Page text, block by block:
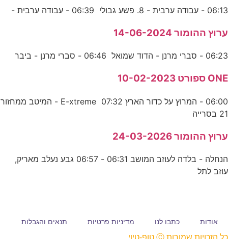
06:13 - עבודה ערבית - 8. פשע גבולי 06:39 - עבודה ערבית -
ערוץ ההומור 14-06-2024
06:23 - סברי מרנן - הדוד שמואל 06:46 - סברי מרנן - ביבר
ONE ספורט 10-02-2023
06:00 - המרוץ על כדור הארץ E-xtreme 07:32 - המיטב ממחזור
21 בסרייה
ערוץ ההומור 24-03-2026
הנחלה - בלדה לעוזב המושב 06:31 - 06:57 גבע נעלב מאריק,
עוזב לתל
אודות כתבו לנו מדיניות פרטיות תנאים והגבלות